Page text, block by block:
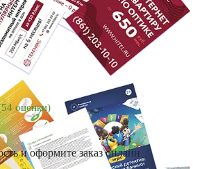
оценки)
и оформите заказ онлайн